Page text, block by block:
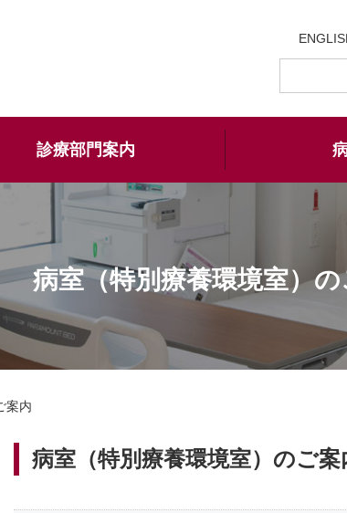
診療部門案内
病室（特別療養環境室）の
案内
病室（特別療養環境室）のご案